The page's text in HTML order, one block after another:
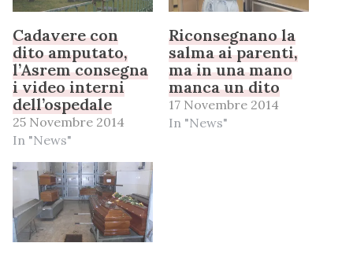
Cadavere con
dito amputato,
l’Asrem consegna
i video interni
dell’ospedale
25 Novembre 2014
In "News"
Riconsegnano la
salma ai parenti,
ma in una mano
manca un dito
17 Novembre 2014
In "News"